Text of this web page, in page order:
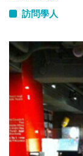
訪問學人